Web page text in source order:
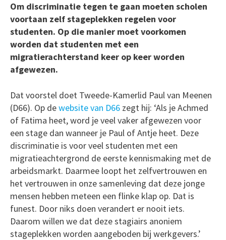
Om discriminatie tegen te gaan moeten scholen
voortaan zelf stageplekken regelen voor
studenten. Op die manier moet voorkomen
worden dat studenten met een
migratierachterstand keer op keer worden
afgewezen.
Dat voorstel doet Tweede-Kamerlid Paul van Meenen
(D66). Op dewebsite van D66 zegt hij: ‘Als je Achmed
of Fatima heet, word je veel vaker afgewezen voor
een stage dan wanneer je Paul of Antje heet. Deze
discriminatie is voor veel studenten met een
migratieachtergrond de eerste kennismaking met de
arbeidsmarkt. Daarmee loopt het zelfvertrouwen en
het vertrouwen in onze samenleving dat deze jonge
mensen hebben meteen een flinke klap op. Dat is
funest. Door niks doen verandert er nooit iets.
Daarom willen we dat deze stagiairs anoniem
stageplekken worden aangeboden bij werkgevers.’